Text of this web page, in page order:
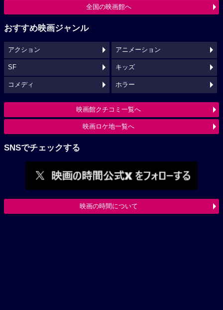
全国の映画館へ
おすすめ映画ジャンル
アクション アニメーション
SF キッズ
コメディ ホラー
映画館クチコミ一覧へ
映画ロケ地一覧へ
SNSでチェックする
映画の時間について